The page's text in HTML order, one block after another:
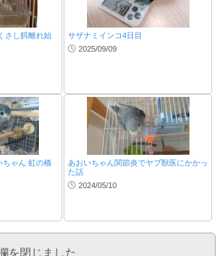
さし餌離れ始
サザナミインコ4日目
2025/09/09
ちゃん 虹の橋
あおいちゃん関節炎でヤブ獣医にかかっ
た話
2024/05/10
を閉じました